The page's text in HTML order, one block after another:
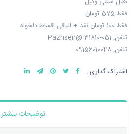
فقط 575 تومان
فقط 100 تومان نقد + الباقی اقساط دلخواه
تلفن: 051-31810 @Pazhseir
تلفن: 09156010048
اشتراک گذاری :
توضیحات بیشتر